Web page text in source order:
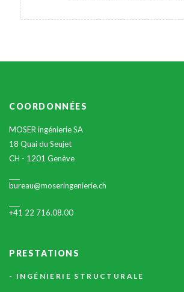
COORDONNÉES
MOSER ingénierie SA
18 Quai du Seujet
CH - 1201 Genève
bureau@moseringenierie.ch
+41 22 716.08.00
PRESTATIONS
INGÉNIERIE STRUCTURALE